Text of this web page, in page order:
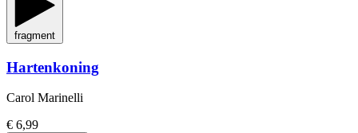
fragment
Hartenkoning
Carol Marinelli
€ 6,99